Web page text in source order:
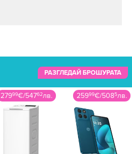
РАЗГЛЕДАЙ БРОШУРАТА
27999€/54762лв. 25999€/5085лв.